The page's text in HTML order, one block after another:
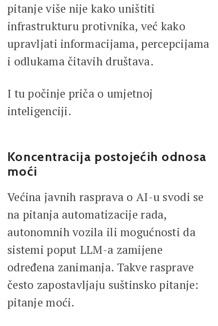
pitanje više nije kako uništiti
infrastrukturu protivnika, već kako
upravljati informacijama, percepcijama
i odlukama čitavih društava.
I tu počinje priča o umjetnoj
inteligenciji.
Koncentracija postojećih odnosa
moći
Većina javnih rasprava o AI-u svodi se
na pitanja automatizacije rada,
autonomnih vozila ili mogućnosti da
sistemi poput LLM-a zamijene
određena zanimanja. Takve rasprave
često zapostavljaju suštinsko pitanje:
pitanje moći.